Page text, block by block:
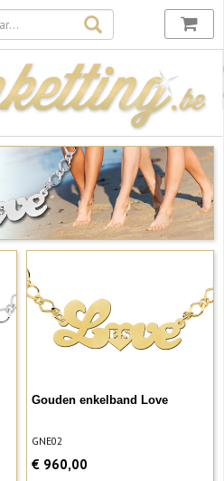
Gouden enkelband Love
GNE02
€ 960,00